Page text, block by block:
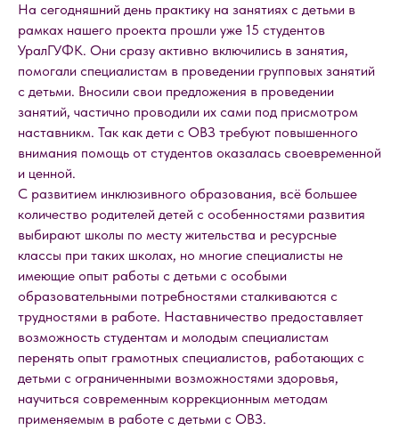
На сегодняшний день практику на занятиях с детьми в
рамках нашего проекта прошли уже 15 студентов
УралГУФК. Они сразу активно включились в занятия,
помогали специалистам в проведении групповых занятий
с детьми. Вносили свои предложения в проведении
занятий, частично проводили их сами под присмотром
наставникм. Так как дети с ОВЗ требуют повышенного
внимания помощь от студентов оказалась своевременной
и ценной.
С развитием инклюзивного образования, всё большее
количество родителей детей с особенностями развития
выбирают школы по месту жительства и ресурсные
классы при таких школах, но многие специалисты не
имеющие опыт работы с детьми с особыми
образовательными потребностями сталкиваются с
трудностями в работе. Наставничество предоставляет
возможность студентам и молодым специалистам
перенять опыт грамотных специалистов, работающих с
детьми с ограниченными возможностями здоровья,
научиться современным коррекционным методам
применяемым в работе с детьми с ОВЗ.